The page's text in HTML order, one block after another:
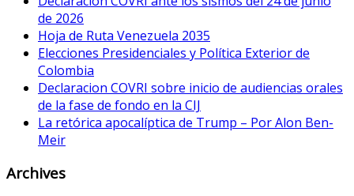
de 2026
Hoja de Ruta Venezuela 2035
Elecciones Presidenciales y Política Exterior de
Colombia
Declaracion COVRI sobre inicio de audiencias orales
de la fase de fondo en la CIJ
La retórica apocalíptica de Trump – Por Alon Ben-
Meir
Archives